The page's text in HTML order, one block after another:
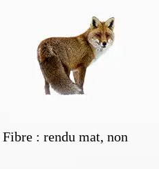
: rendu mat, non